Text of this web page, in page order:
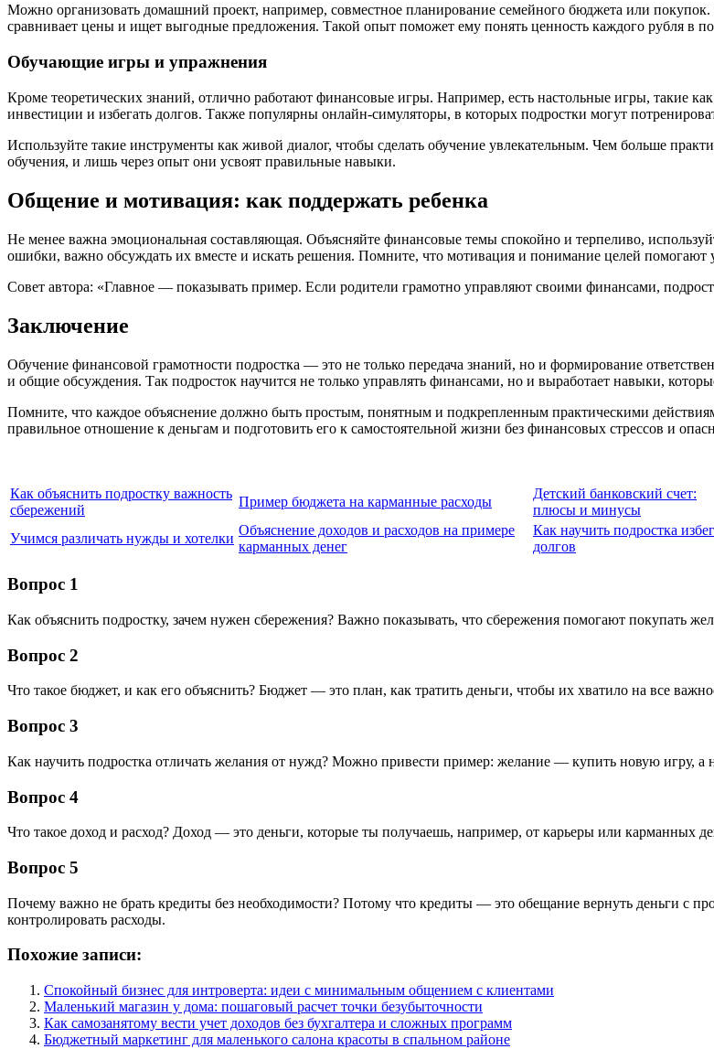
Можно организовать домашний проект, например, совместное планирование семейного бюджета или
сравнивает цены и ищет выгодные предложения. Такой опыт поможет ему понять ценность каждого рубля в
Обучающие игры и упражнения
Кроме теоретических знаний, отлично работают финансовые игры. Например, есть настольные игры, такие
инвестиции и избегать долгов. Также популярны онлайн-симуляторы, в которых подростки могут
Используйте такие инструменты как живой диалог, чтобы сделать обучение увлекательным. Чем больше
обучения, и лишь через опыт они усвоят правильные навыки.
Общение и мотивация: как поддержать ребенка
Не менее важна эмоциональная составляющая. Объясняйте финансовые темы спокойно и терпеливо,
ошибки, важно обсуждать их вместе и искать решения. Помните, что мотивация и понимание целей помогают
Совет автора: «Главное — показывать пример. Если родители грамотно управляют своими финансами,
Заключение
Обучение финансовой грамотности подростка — это не только передача знаний, но и формирование
и общие обсуждения. Так подросток научится не только управлять финансами, но и выработает навыки,
Помните, что каждое объяснение должно быть простым, понятным и подкрепленным практическими
правильное отношение к деньгам и подготовить его к самостоятельной жизни без финансовых стрессов и
Как объяснить подростку важность
сбережений
Пример бюджета на карманные расходы
Детский банковский счет:
плюсы и минусы
Учимся различать нужды и хотелки
Объяснение доходов и расходов на примере
карманных денег
Как научить подростка
долгов
Вопрос 1
Как объяснить подростку, зачем нужен сбережения? Важно показывать, что сбережения помогают покупать
Вопрос 2
Что такое бюджет, и как его объяснить? Бюджет — это план, как тратить деньги, чтобы их хватило на все
Вопрос 3
Как научить подростка отличать желания от нужд? Можно привести пример: желание — купить новую игру,
Вопрос 4
Что такое доход и расход? Доход — это деньги, которые ты получаешь, например, от карьеры или карманных
Вопрос 5
Почему важно не брать кредиты без необходимости? Потому что кредиты — это обещание вернуть деньги с
контролировать расходы.
Похожие записи:
Спокойный бизнес для интроверта: идеи с минимальным общением с клиентами
Маленький магазин у дома: пошаговый расчет точки безубыточности
Как самозанятому вести учет доходов без бухгалтера и сложных программ
Бюджетный маркетинг для маленького салона красоты в спальном районе